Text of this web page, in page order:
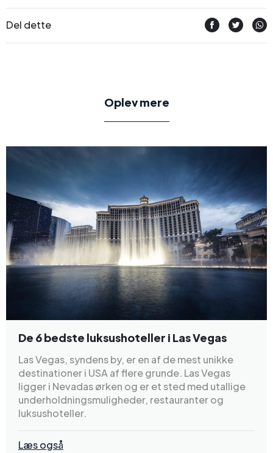
Del dette
Oplev mere
De 6 bedste luksushoteller i Las Vegas
Las Vegas, syndens by, er en af de mest unikke
destinationer i USA af flere grunde. Las Vegas
ligger i Nevadas ørken og er et sted med utallige
underholdningsmuligheder, restauranter og
luksushoteller.
Læs også